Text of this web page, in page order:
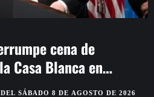
cena de
Casa Blanca en
SÁBADO 8 DE AGOSTO DE 2026